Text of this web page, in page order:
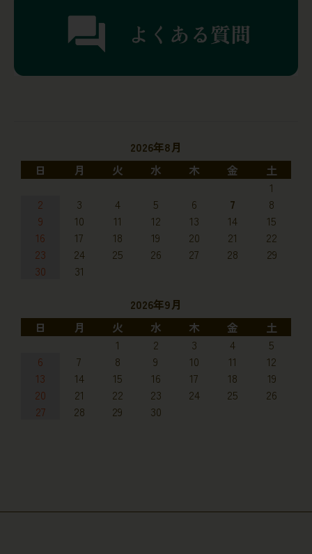
2026年8月
日
月 火 水 木 金
土
1
2
3 4 5 6 7
8
9
10 11 12 13 14
15
16
17 18 19 20 21
22
23
24 25 26 27 28
29
30
31
2026年9月
日
月 火 水 木 金
土
1
2 3 4
5
6
7 8 9 10 11
12
13
14 15 16 17 18
19
20
21 22 23 24 25
26
27
28 29 30